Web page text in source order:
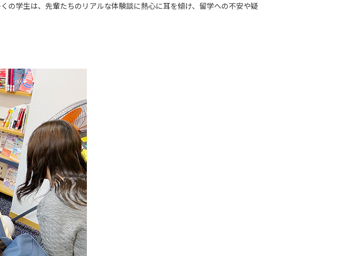
の学生は、先輩たちのリアルな体験談に熱心に耳を傾け、留学への不安や疑